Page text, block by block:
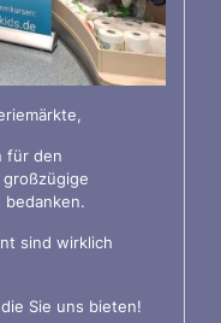
für den
bedanken.
sind wirklich
Sie uns bieten!